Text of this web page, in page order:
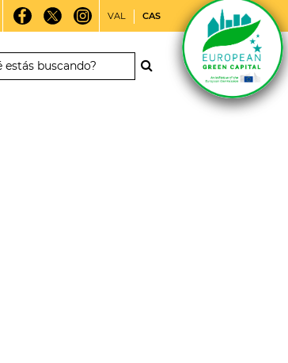
VAL CAS